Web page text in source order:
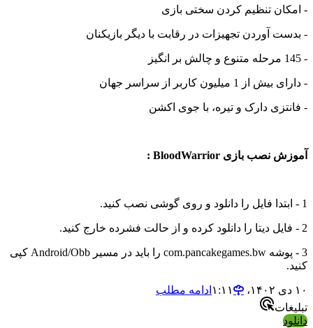
- امکان تنظیم کردن سختی بازی
- بدست آوردن تجهیزات در رقابت با دیگر بازیکنان
- 145 مرحله متنوع و چالش بر انگیز
- دارای بیش از 1 میلیون کاربر از سراسر جهان
- فانتزی دارک و تیره، با جوی اکشن
آموزش نصب بازی BloodWarrior :
1 - ابتدا فایل را دانلود و روی گوشی نصب کنید.
2 - فایل دیتا را دانلود کرده و از حالت فشرده خارج کنید.
3 - پوشه com.pancakegames.bw را باید در مسیر Android/Obb کپی
کنید.
۱۰ دی ۱۴۰۲،‏ ۱:۱۱
ادامه مطلب
تبلیغات
دانلود